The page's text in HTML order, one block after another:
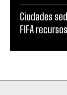
Ciudades
FIFA